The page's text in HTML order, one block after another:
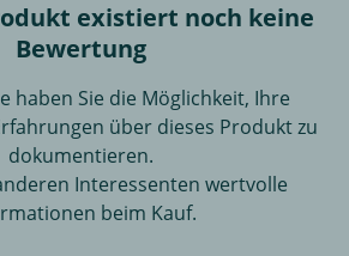
existiert noch keine
Bewertung
haben Sie die Möglichkeit, Ihre
über dieses Produkt zu
dokumentieren.
Interessenten wertvolle
beim Kauf.